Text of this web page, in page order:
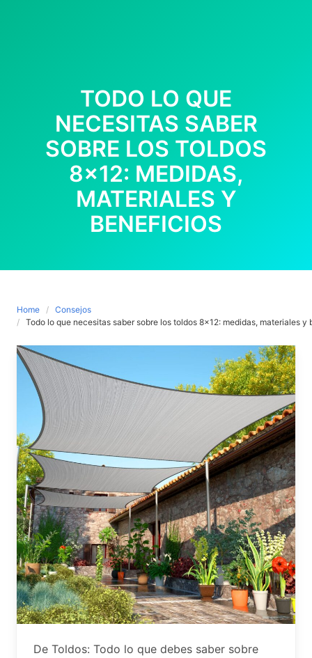
TODO LO QUE
NECESITAS SABER
SOBRE LOS TOLDOS
8×12: MEDIDAS,
MATERIALES Y
BENEFICIOS
Home
Consejos
Todo lo que necesitas saber sobre los toldos 8×12: medidas, materiales y
De Toldos: Todo lo que debes saber sobre